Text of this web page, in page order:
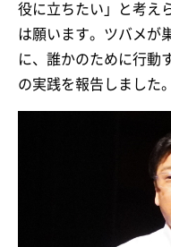
役に立ちたい」と考え
は願います。ツバメが
に、誰かのために行動
の実践を報告しました。